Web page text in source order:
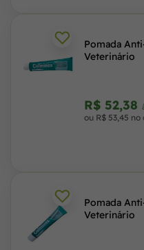
Pomada
Veterinário
R$ 52,38
ou R$ 53,45 no
Pomada
Veterinário